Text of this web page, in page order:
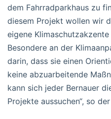
dem Fahrradparkhaus zu
diesem Projekt wollen wir
eigene
Besondere an der
darin, dass sie einen
keine abzuarbeitende
kann sich jeder Bernauer
Projekte aussuchen“, so